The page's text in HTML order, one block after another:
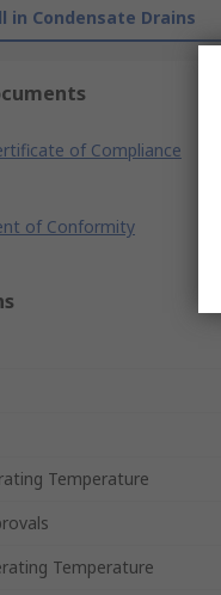
in Condensate Drains
of Compliance
of Conformity
Temperature
Temperature